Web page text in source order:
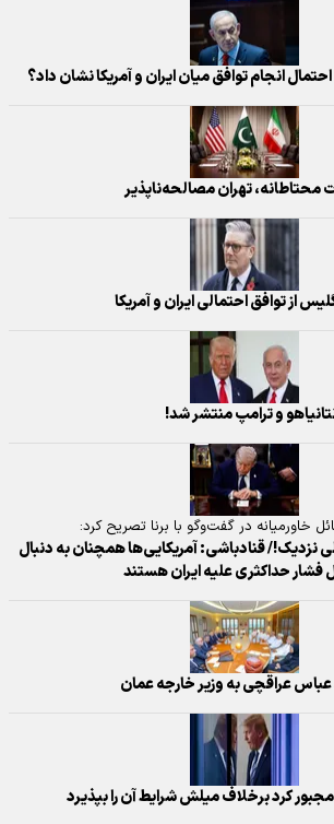
انجام توافق میان ایران و آمریکا نشان داد؟
محتاطانه، تهران مصالحه‌ناپذیر
از توافق احتمالی ایران و آمریکا
و ترامپ منتشر شد!
خاورمیانه در گفت‌وگو با برنا تصریح کرد:
نزدیک!/ قنادباشی: آمریکایی‌ها همچنان به دنبال
فشار حداکثری علیه ایران هستند
عباس عراقچی به وزیر خارجه عمان
مجبور کرد برخلاف میلش شرایط آن را بپذیرد